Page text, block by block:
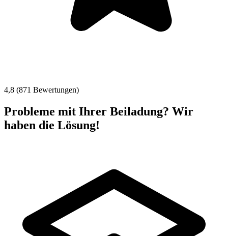
4,8 (871 Bewertungen)
Probleme mit Ihrer Beiladung? Wir
haben die Lösung!